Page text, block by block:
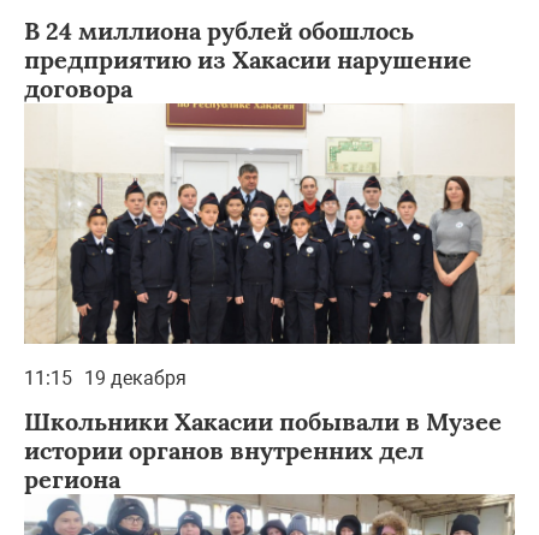
В 24 миллиона рублей обошлось
предприятию из Хакасии нарушение
договора
11:15 19 декабря
Школьники Хакасии побывали в Музее
истории органов внутренних дел
региона